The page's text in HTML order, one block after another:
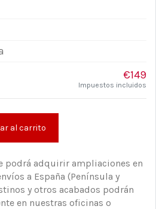
€149
Impuestos incluidos
al carrito
podrá adquirir ampliaciones en
a España (Península y
y otros acabados podrán
en nuestras oficinas o